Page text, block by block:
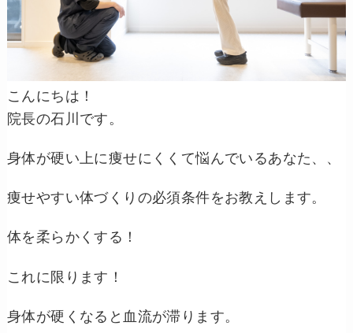
こんにちは！
院長の石川です。
身体が硬い上に痩せにくくて悩んでいるあなた、、
痩せやすい体づくりの必須条件をお教えします。
体を柔らかくする！
これに限ります！
身体が硬くなると血流が滞ります。